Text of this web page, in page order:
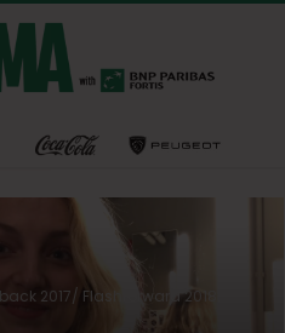
2017/ Flashforward 2018: